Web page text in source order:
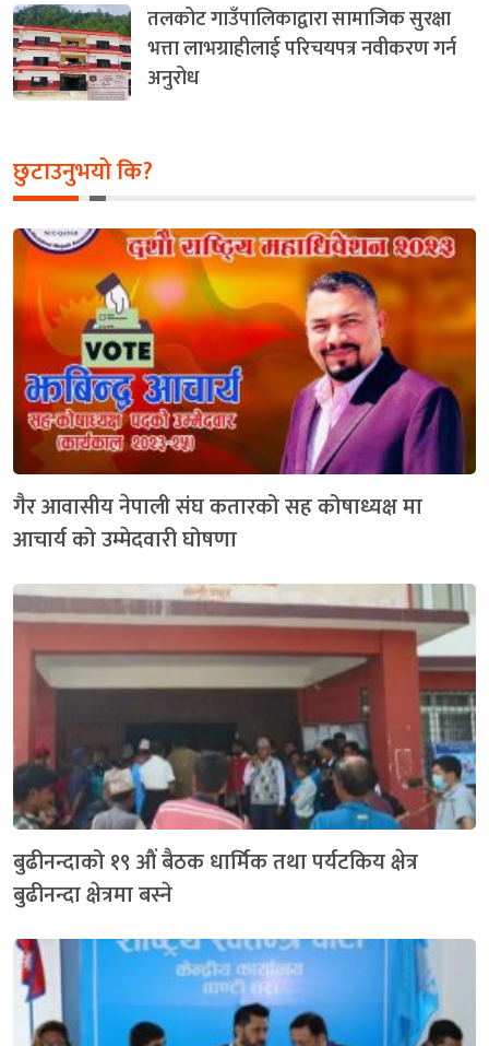
तलकोट गाउँपालिकाद्वारा सामाजिक सुरक्षा
भत्ता लाभग्राहीलाई परिचयपत्र नवीकरण गर्न
अनुरोध
छुटाउनुभयो कि?
गैर आवासीय नेपाली संघ कतारको सह कोषाध्यक्ष मा
आचार्य को उम्मेदवारी घोषणा
बुढीनन्दाको १९ औं बैठक धार्मिक तथा पर्यटकिय क्षेत्र
बुढीनन्दा क्षेत्रमा बस्ने